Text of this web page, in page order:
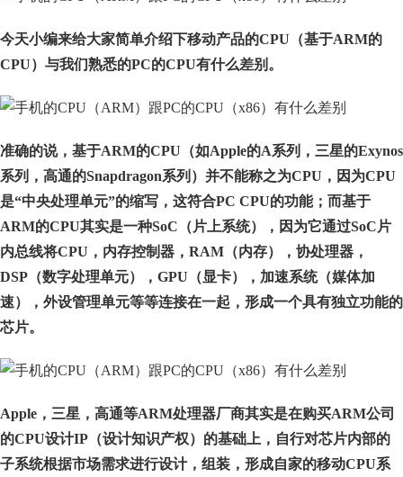
今天小编来给大家简单介绍下移动产品的CPU（基于ARM的
CPU）与我们熟悉的PC的CPU有什么差别。
准确的说，基于ARM的CPU（如Apple的A系列，三星的Exynos
系列，高通的Snapdragon系列）并不能称之为CPU，因为CPU
是“中央处理单元”的缩写，这符合PC CPU的功能；而基于
ARM的CPU其实是一种SoC（片上系统），因为它通过SoC片
内总线将CPU，内存控制器，RAM（内存），协处理器，
DSP（数字处理单元），GPU（显卡），加速系统（媒体加
速），外设管理单元等等连接在一起，形成一个具有独立功能的
芯片。
Apple，三星，高通等ARM处理器厂商其实是在购买ARM公司
的CPU设计IP（设计知识产权）的基础上，自行对芯片内部的
子系统根据市场需求进行设计，组装，形成自家的移动CPU系